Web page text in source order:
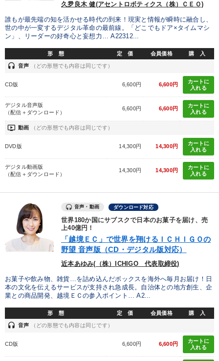
久夛良木 健(アセントロボティクス（株）ＣＥＯ)
誰もが最先端の知を活かせる時代の到来！現実と情報が瞬時に融合し、
世の中が一変するデジタル革命の最前線。「どこでもドア×タイムマシ
ン」、リーダーの好奇心と妄想力… A22312...
形 態 定 価 会員価格 購 入
headset 音声 （どの形態でも内容は同じです）
CD版 6,600円 6,600円
カートに
入れる
デジタル音声版
（配信＋ダウンロード）
6,600円 6,600円
カートに
入れる
ondemand_video 動画 （どの形態でも内容は同じです）
DVD版 14,300円 14,300円
カートに
入れる
デジタル動画版
（配信＋ダウンロード）
14,300円 14,300円
カートに
入れる
音声・動画 ダウンロード対応
世界180か国にサブスクで日本のお菓子を届け、売
上40億円！
「越境ＥＣ」で世界を翔けるＩＣＨＩＧＯの
野望 音声版（CD・デジタル版対応）
近本あゆみ(（株）ICHIGO 代表取締役)
お菓子や飲み物、雑貨…を詰め込んだボックスを海外へ毎月お届け！日
本の文化を伝えるサービスが支持され急成長。自治体との地方創生、企
業との商品開発、越境ＥＣの参入ポイント… A2...
形 態 定 価 会員価格 購 入
headset 音声 （どの形態でも内容は同じです）
CD版 6,600円 6,600円
カートに
入れる